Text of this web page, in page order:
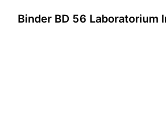
Binder BD 56 Laboratorium